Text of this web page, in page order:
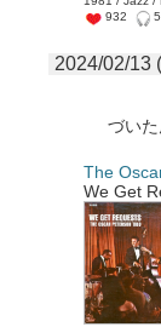
932
5
2024/02/13
づい
The
We Get